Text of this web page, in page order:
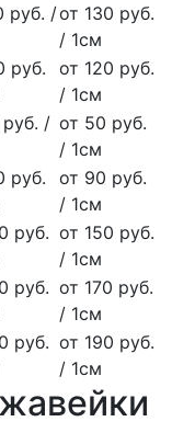
руб. /от 130 руб.
/ 1см
руб.
от 120 руб.
/ 1см
/ от 50 руб.
/ 1см
руб.
от 90 руб.
/ 1см
руб. от 150 руб.
/ 1см
руб. от 170 руб.
/ 1см
руб. от 190 руб.
/ 1см